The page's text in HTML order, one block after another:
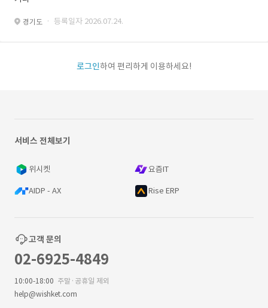
경기도 · 등록일자 2026.07.24.
로그인하여 편리하게 이용하세요!
서비스 전체보기
위시켓 요즘IT
AIDP - AX Rise ERP
고객 문의
02-6925-4849
10:00-18:00 주말·공휴일 제외
help@wishket.com